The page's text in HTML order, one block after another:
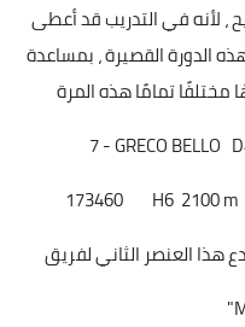
، لأنه في التدريب قد أعطى
الدورة القصيرة ، بمساعدة
7 - GRECO BELLO
173460
H6 2100 m